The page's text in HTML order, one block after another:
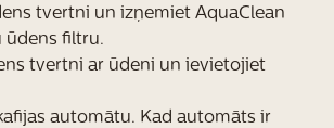
tvertni un izņemiet AquaClean
ūdens filtru.
tvertni ar ūdeni un ievietojiet
automātu. Kad automāts ir